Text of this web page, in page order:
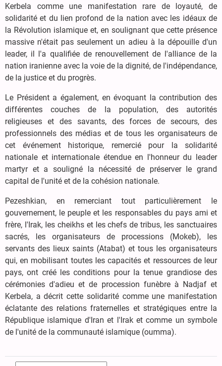
Kerbela comme une manifestation rare de loyauté, de
solidarité et du lien profond de la nation avec les idéaux de
la Révolution islamique et, en soulignant que cette présence
massive n'était pas seulement un adieu à la dépouille d'un
leader, il l'a qualifiée de renouvellement de l'alliance de la
nation iranienne avec la voie de la dignité, de l'indépendance,
de la justice et du progrès.
Le Président a également, en évoquant la contribution des
différentes couches de la population, des autorités
religieuses et des savants, des forces de secours, des
professionnels des médias et de tous les organisateurs de
cet événement historique, remercié pour la solidarité
nationale et internationale étendue en l'honneur du leader
martyr et a souligné la nécessité de préserver le grand
capital de l'unité et de la cohésion nationale.
Pezeshkian, en remerciant tout particulièrement le
gouvernement, le peuple et les responsables du pays ami et
frère, l'Irak, les cheikhs et les chefs de tribus, les sanctuaires
sacrés, les organisateurs de processions (Mokeb), les
servants des lieux saints (Atabat) et tous les organisateurs
qui, en mobilisant toutes les capacités et ressources de leur
pays, ont créé les conditions pour la tenue grandiose des
cérémonies d'adieu et de procession funèbre à Nadjaf et
Kerbela, a décrit cette solidarité comme une manifestation
éclatante des relations fraternelles et stratégiques entre la
République islamique d'Iran et l'Irak et comme un symbole
de l'unité de la communauté islamique (oumma).